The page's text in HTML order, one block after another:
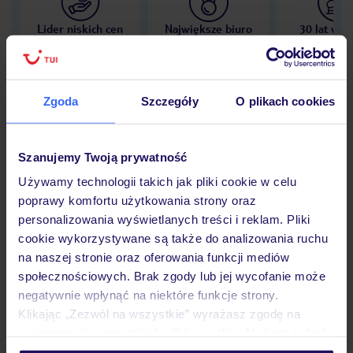
Zgoda Szczegóły O plikach cookies
Szanujemy Twoją prywatność
Używamy technologii takich jak pliki cookie w celu
poprawy komfortu użytkowania strony oraz
personalizowania wyświetlanych treści i reklam. Pliki
cookie wykorzystywane są także do analizowania ruchu
na naszej stronie oraz oferowania funkcji mediów
społecznościowych. Brak zgody lub jej wycofanie może
negatywnie wpłynąć na niektóre funkcje strony.
Klikając „Zezwól na wszystkie” wyrażasz zgodę na
Lider niskich cen
Największe biuro
30 lat w
Opinie
Pokoje
Wyżywienie